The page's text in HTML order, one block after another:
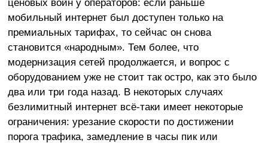
мобильный интернет был доступен только на
премиальных тарифах, то сейчас он снова
становится «народным». Тем более, что
модернизация сетей продолжается, и вопрос с
оборудованием уже не стоит так остро, как это было
два или три года назад. В некоторых случаях
безлимитный интернет всё-таки имеет некоторые
ограничения: урезание скорости по достижении
порога трафика, замедление в часы пик или